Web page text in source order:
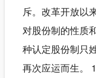
斥。改革开放以
对股份制的性质
种认定股份制只
再次应运而生。